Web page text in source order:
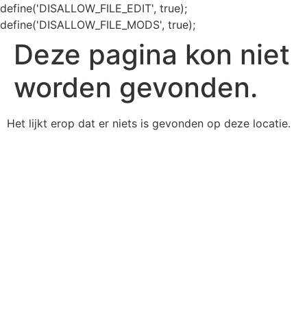
define('DISALLOW_FILE_EDIT', true);
define('DISALLOW_FILE_MODS', true);
Deze pagina kon niet
worden gevonden.
Het lijkt erop dat er niets is gevonden op deze locatie.